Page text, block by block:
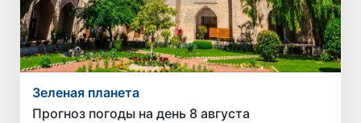
Зеленая планета
Прогноз погоды на день 8 августа